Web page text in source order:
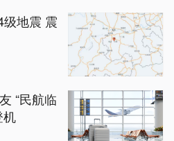
地震 震
“民航临
机